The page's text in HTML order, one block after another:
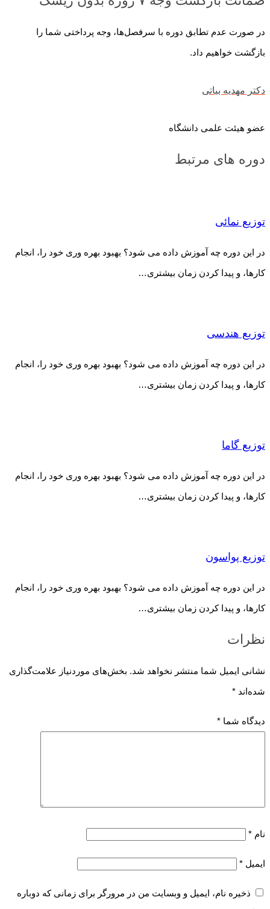
در صورت عدم تطابق دوره با سرفصل‌ها، وجه پرداختی شما را
بازگشت خواهیم داد.
دکتر مهدیه بیاتی
عضو هیئت علمی دانشگاه
دوره های مرتبط
توزیع نمائی
در این دوره چه آموزش داده می شود؟ بهبود بهره وری خود را، انجام
کارها، و پیدا کردن زمان بیشتری…
توزیع هندسی
در این دوره چه آموزش داده می شود؟ بهبود بهره وری خود را، انجام
کارها، و پیدا کردن زمان بیشتری…
توزیع گاما
در این دوره چه آموزش داده می شود؟ بهبود بهره وری خود را، انجام
کارها، و پیدا کردن زمان بیشتری…
توزیع پواسون
در این دوره چه آموزش داده می شود؟ بهبود بهره وری خود را، انجام
کارها، و پیدا کردن زمان بیشتری…
نظرات
نشانی ایمیل شما منتشر نخواهد شد. بخش‌های موردنیاز علامت‌گذاری
شده‌اند *
دیدگاه شما *
نام *
ایمیل *
ذخیره نام، ایمیل و وبسایت من در مرورگر برای زمانی که دوباره